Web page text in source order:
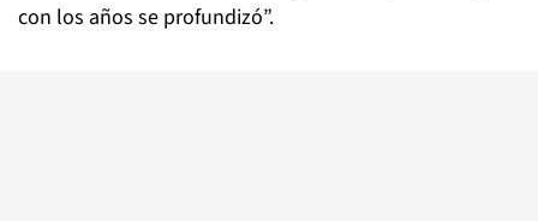
con los años se profundizó”.